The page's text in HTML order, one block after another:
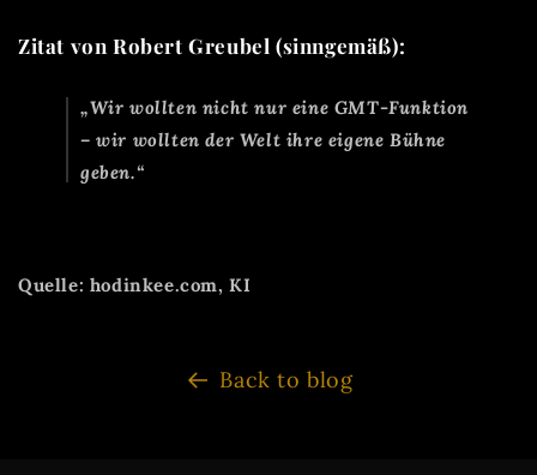
Zitat von Robert Greubel (sinngemäß):
„Wir wollten nicht nur eine GMT-Funktion
– wir wollten der Welt ihre eigene Bühne
geben.“
Quelle: hodinkee.com, KI
Back to blog